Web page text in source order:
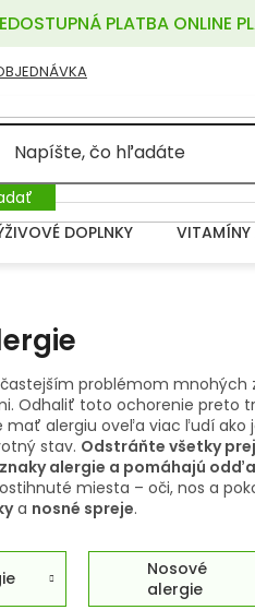
PLATBA ONLINE
DOPLNKY VITAMÍNY
problémom mnohých
Odhaliť toto ochorenie preto
mať alergiu oveľa viac ľudí ako
stav. Odstráňte všetky
alergie a pomáhajú
miesta – oči, nos a
a nosné spreje.
Nosové
alergie